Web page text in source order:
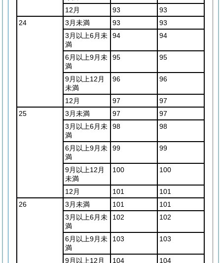
12月 93
93
24
3月未満 93
93
3月以上6月未
満
94 94
6月以上9月未
満
95 95
9月以上12月
未満
96 96
12月 97
97
25
3月未満 97
97
3月以上6月未
満
98 98
6月以上9月未
満
99 99
9月以上12月
未満
100 100
12月 101
101
26
3月未満 101
101
3月以上6月未
満
102 102
6月以上9月未
満
103 103
9月以上12月 104 104